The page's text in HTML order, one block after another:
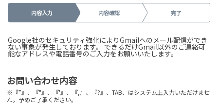
内容入力 内容確認 完了
Google社のセキュリティ強化によりGmailへのメール配信ができ
ない事象が発生しております。 できるだけGmail以外のご連絡可
能なアドレスや電話番号のご入力をお願いいたします。
お問い合わせ内容
※『”』、『"』、『'』、『,』、『?』、TAB、はシステム上入力いただけませ
ん。予めご了承ください。